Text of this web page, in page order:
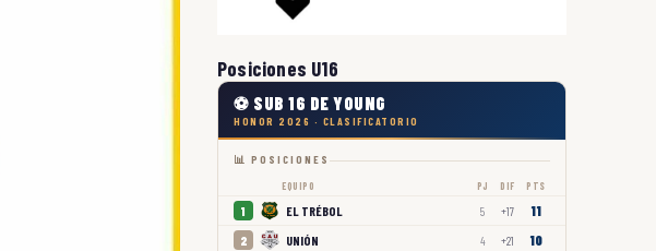
Posiciones U16
⚽ SUB 16 DE YOUNG
HONOR 2026 · CLASIFICATORIO
📊 POSICIONES
EQUIPO PJ DIF PTS
1 EL TRÉBOL 5 +17 11
2 UNIÓN 4 +21 10